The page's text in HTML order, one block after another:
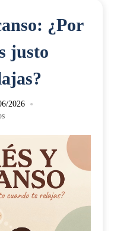
¿Por
justo
2026 •